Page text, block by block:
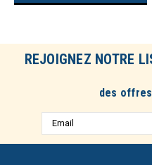
REJOIGNEZ NOTRE
des
Adresse
e-